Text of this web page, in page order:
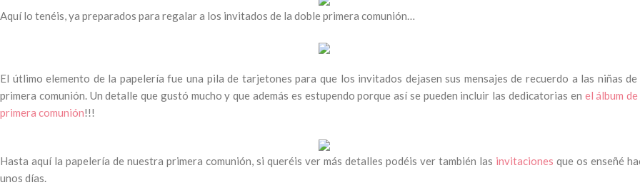
Aquí lo tenéis, ya preparados para regalar a los invitados de la doble primera comunión…
El útlimo elemento de la papelería fue una pila de tarjetones para que los invitados dejasen sus mensajes de recuerdo a las niñas de
primera comunión. Un detalle que gustó mucho y que además es estupendo porque así se pueden incluir las dedicatorias en el álbum de
primera comunión!!!
Hasta aquí la papelería de nuestra primera comunión, si queréis ver más detalles podéis ver también las invitaciones que os enseñé
unos días.